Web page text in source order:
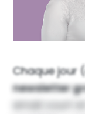
Chaquejour
newsletter
email court et